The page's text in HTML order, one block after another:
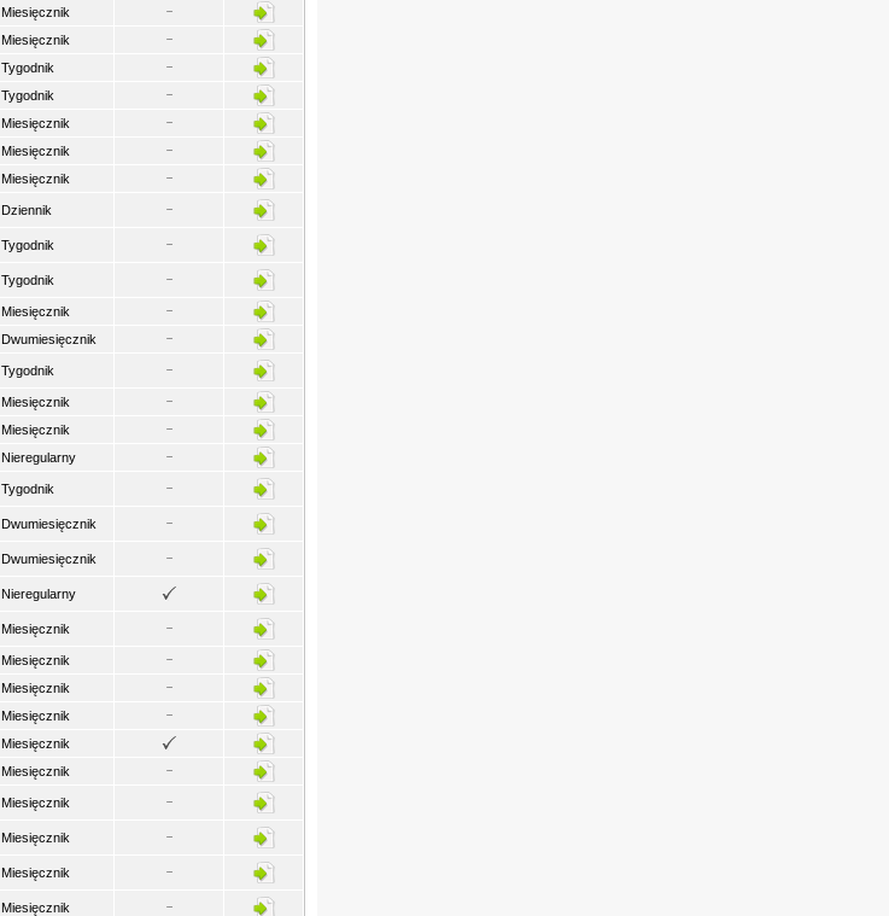
Miesięcznik
Miesięcznik
Tygodnik
Tygodnik
Miesięcznik
Miesięcznik
Miesięcznik
Dziennik
Tygodnik
Tygodnik
Miesięcznik
Dwumiesięcznik
Tygodnik
Miesięcznik
Miesięcznik
Nieregularny
Tygodnik
Dwumiesięcznik
Dwumiesięcznik
Nieregularny
Miesięcznik
Miesięcznik
Miesięcznik
Miesięcznik
Miesięcznik
Miesięcznik
Miesięcznik
Miesięcznik
Miesięcznik
Miesięcznik